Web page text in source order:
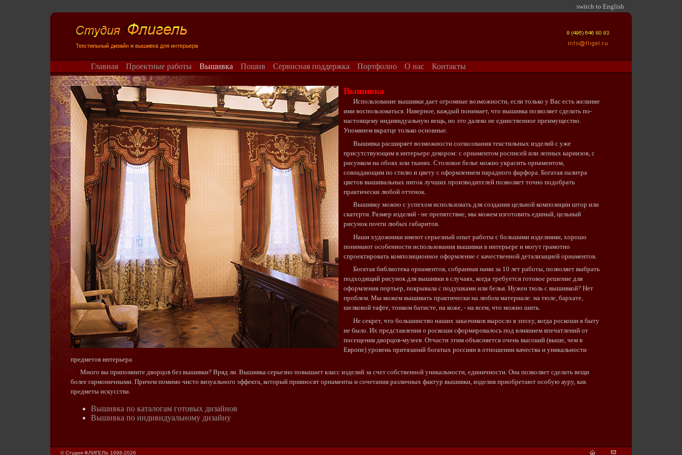
switch to English
Главная Проектные работы Вышивка Пошив Сервисная поддержка Портфолио О нас Контакты
Вышивка
Использование вышивки дает огромные возможности, если только у Вас есть желание
ими воспользоваться. Наверное, каждый понимает, что вышивка позволяет сделать по-
настоящему индивидуальную вещь, но это далеко не единственное преимущество.
Упомянем вкратце только основные.
Вышивка расширяет возможности согласования текстильных изделий с уже
присутствующим в интерьере декором: с орнаментом росписей или лепных карнизов, с
рисунком на обоях или тканях. Столовое белье можно украсить орнаментом,
совпадающим по стилю и цвету с оформлением парадного фарфора. Богатая палитра
цветов вышивальных ниток лучших производителей позволяет точно подобрать
практически любой оттенок.
Вышивку можно с успехом использовать для создания цельной композиции штор или
скатерти. Размер изделий - не препятствие, мы можем изготовить единый, цельный
рисунок почти любых габаритов.
Наши художники имеют серьезный опыт работы с большими изделиями, хорошо
понимают особенности использования вышивки в интерьере и могут грамотно
спроектировать композиционное оформление с качественной детализацией орнаментов.
Богатая библиотека орнаментов, собранная нами за 10 лет работы, позволяет выбрать
подходящий рисунок для вышивки в случаях, когда требуется готовое решение для
оформления портьер, покрывала с подушками или белья. Нужен тюль с вышивкой? Нет
проблем. Мы можем вышивать практически на любом материале: на тюле, бархате,
шелковой тафте, тонком батисте, на коже, - на всем, что можно шить.
Не секрет, что большинство наших заказчиков выросло в эпоху, когда роскоши в быту
не было. Их представления о роскоши сформировалось под влиянием впечатлений от
посещения дворцов-музеев. Отчасти этим объясняется очень высокий (выше, чем в
Европе) уровень притязаний богатых россиян в отношении качества и уникальности
предметов интерьера.
Много вы припомните дворцов без вышивки? Вряд ли. Вышивка серьезно повышает класс изделий за счет собственной уникальности, единичности. Она позволяет сделать вещи
более гармоничными. Причем помимо чисто визуального эффекта, который привносят орнаменты и сочетания различных фактур вышивки, изделия приобретают особую ауру, как
предметы искусства.
Вышивка по каталогам готовых дизайнов
Вышивка по индивидуальному дизайну
© Студия ФЛИГЕЛЬ 1998-2026